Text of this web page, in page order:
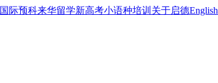
国际预科来华留学新高考小语种培训 关于启德English